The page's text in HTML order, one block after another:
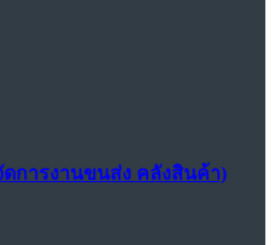
ดการงานขนส่ง คลังสินค้า)